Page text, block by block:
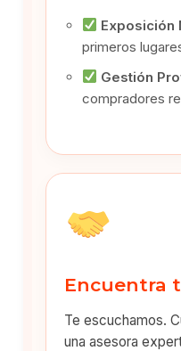
Exposición
primeros
Gestión
compradores
Encuentra
Te escuchamos.
una asesora